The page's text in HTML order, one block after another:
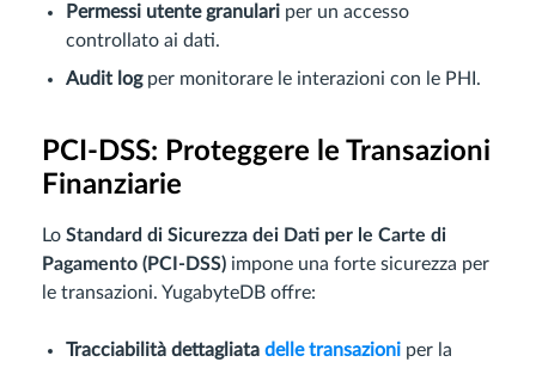
Permessi utente granulari per un accesso
controllato ai dati.
Audit logper monitorare le interazioni con le PHI.
PCI-DSS: Proteggere le Transazioni
Finanziarie
Lo Standard di Sicurezza dei Dati per le Carte di
Pagamento (PCI-DSS) impone una forte sicurezza per
le transazioni. YugabyteDB offre:
Tracciabilità dettagliata delle transazioni per la